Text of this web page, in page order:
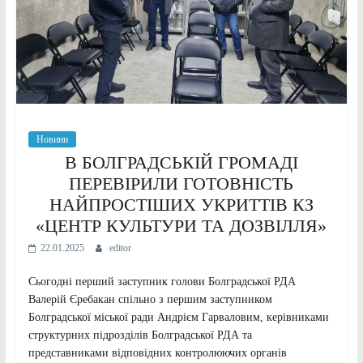
Новини
В БОЛГРАДСЬКІЙ ГРОМАДІ
ПЕРЕВІРИЛИ ГОТОВНІСТЬ
НАЙПРОСТІШИХ УКРИТТІВ КЗ
«ЦЕНТР КУЛЬТУРИ ТА ДОЗВІЛЛЯ»
22.01.2025 editor
Сьогодні перший заступник голови Болградської РДА
Валерій Єребакан спільно з першим заступником
Болградської міської ради Андрієм Гарваловим, керівниками
структурних підрозділів Болградської РДА та
представниками відповідних контролюючих органів